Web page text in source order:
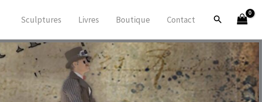
Sculptures Livres Boutique Contact Rechercher